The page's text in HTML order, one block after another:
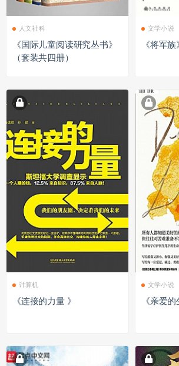
人文社科
《国际儿童阅读研究丛书》
（套装共四册）
文学小说
《将军族
计算机
《连接的力量 》
文学小说
《亲爱的